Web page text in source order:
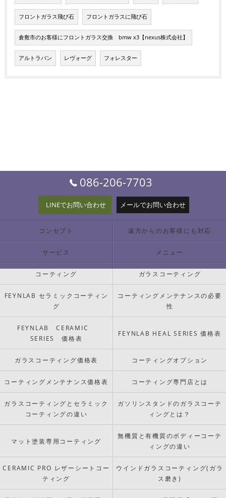
フロントガラス飛び石 フロントガラスに飛び石
倉敷市のお客様にフロントガラス交換 bmw x3【nexus株式会社】
アルトラパン レヴォーグ フォレスター
086-206-7703
LINEでお問い合わせ メールでお問い合わせ
コンセプト 遠方からのお客様にも対応
サービス メニュー
コーティング ガラスコーティング
FEYNLAB セラミックコーティン
グ
コーティングメンテナンスの必要
性
FEYNLAB CERAMIC
SERIES 価格表
FEYNLAB HEAL SERIES 価格表
ガラスコーティング価格表 コーティングオプション
コーティングメンテナンス価格表 コーティング専門店とは
ガラスコーティングとセラミック
コーティングの違い
ガソリンスタンドのガラスコーテ
ィングとは？
マット塗装専用コーティング
無機質と有機質のボディーコーテ
ィングの違い
CERAMIC PRO レザーシートコー
ティング
ウインドガラスコーティング(ガラ
ス磨き)